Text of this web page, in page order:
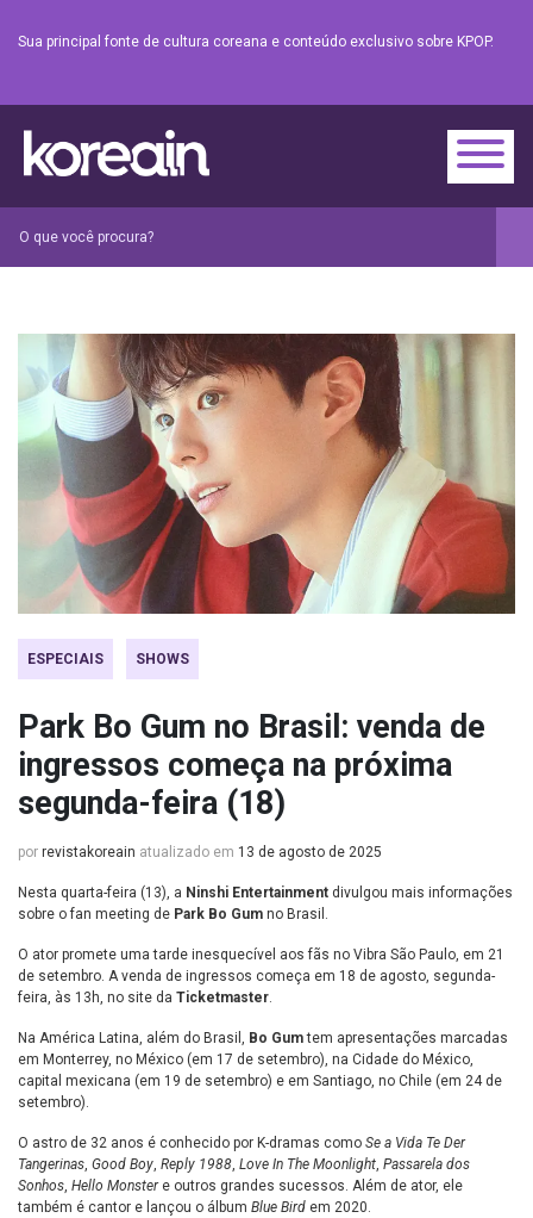
Sua principal fonte de cultura coreana e conteúdo exclusivo sobre KPOP.
ESPECIAIS SHOWS
Park Bo Gum no Brasil: venda de
ingressos começa na próxima
segunda-feira (18)
por revistakoreain atualizado em 13 de agosto de 2025
Nesta quarta-feira (13), a Ninshi Entertainment divulgou mais informações
sobre o fan meeting de Park Bo Gum no Brasil.
O ator promete uma tarde inesquecível aos fãs no Vibra São Paulo, em 21
de setembro. A venda de ingressos começa em 18 de agosto, segunda-
feira, às 13h, no site da Ticketmaster.
Na América Latina, além do Brasil, Bo Gumtem apresentações marcadas
em Monterrey, no México (em 17 de setembro), na Cidade do México,
capital mexicana (em 19 de setembro) e em Santiago, no Chile (em 24 de
setembro).
O astro de 32 anos é conhecido por K-dramas como Se a Vida Te Der
Tangerinas, Good Boy, Reply 1988, Love In The Moonlight, Passarela dos
Sonhos, Hello Monstere outros grandes sucessos. Além de ator, ele
também é cantor e lançou o álbum Blue Bird em 2020.